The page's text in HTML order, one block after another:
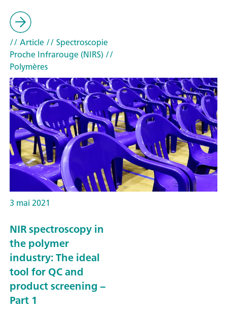
// Article// Spectroscopie
Proche Infrarouge (NIRS)//
Polymères
3 mai 2021
NIR spectroscopy in
the polymer
industry: The ideal
tool for QC and
product screening –
Part 1